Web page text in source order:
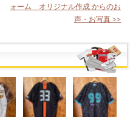
ォーム オリジナル作成 からのお
声・お写真 >>